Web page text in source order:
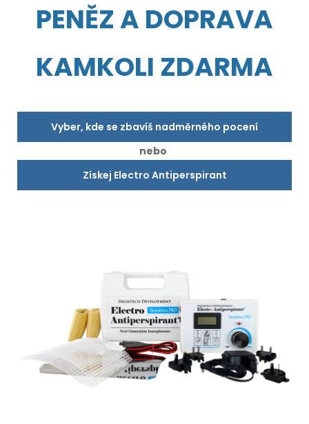
PENĚZ A DOPRAVA
KAMKOLI ZDARMA
Vyber, kde se zbavíš nadměrného pocení
nebo
Získej Electro Antiperspirant